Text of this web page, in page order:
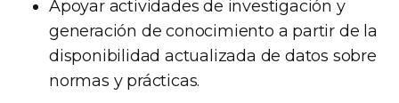
Apoyar actividades de investigación y
generación de conocimiento a partir de la
disponibilidad actualizada de datos sobre
normas y prácticas.